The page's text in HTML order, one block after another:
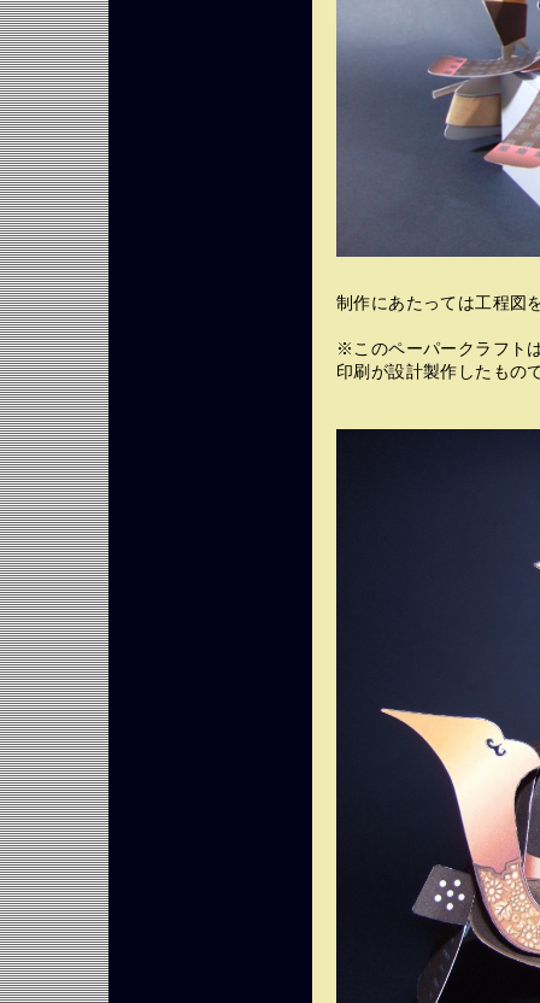
制作にあたっては工程図
※このペーパークラフト
印刷が設計製作したもの